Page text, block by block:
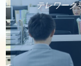
テレワーク